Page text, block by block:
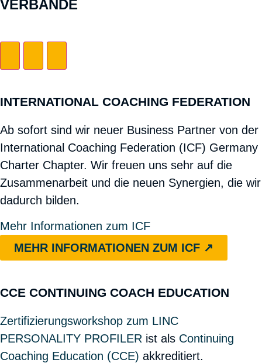
ERBÄNDE
INTERNATIONAL COACHING FEDERATION
Ab sofort sind wir neuer Business Partner von der
International Coaching Federation (ICF) Germany
Charter Chapter. Wir freuen uns sehr auf die
Zusammenarbeit und die neuen Synergien, die wir
dadurch bilden.
Mehr Informationen zum ICF
MEHR INFORMATIONEN ZUM ICF ↗︎
CCE CONTINUING COACH EDUCATION
Zertifizierungsworkshop zum LINC
PERSONALITY PROFILER ist als Continuing
Coaching Education (CCE) akkreditiert.